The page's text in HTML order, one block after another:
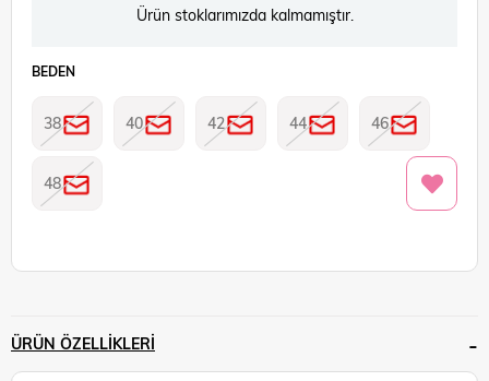
Ürün stoklarımızda kalmamıştır.
BEDEN
38 40 42 44 46
48
ÜRÜN ÖZELLIKLERI